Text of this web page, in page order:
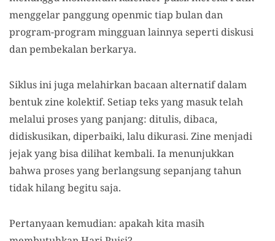
menggelar panggung openmic tiap bulan dan
program-program mingguan lainnya seperti diskusi
dan pembekalan berkarya.
Siklus ini juga melahirkan bacaan alternatif dalam
bentuk zine kolektif. Setiap teks yang masuk telah
melalui proses yang panjang: ditulis, dibaca,
didiskusikan, diperbaiki, lalu dikurasi. Zine menjadi
jejak yang bisa dilihat kembali. Ia menunjukkan
bahwa proses yang berlangsung sepanjang tahun
tidak hilang begitu saja.
Pertanyaan kemudian: apakah kita masih